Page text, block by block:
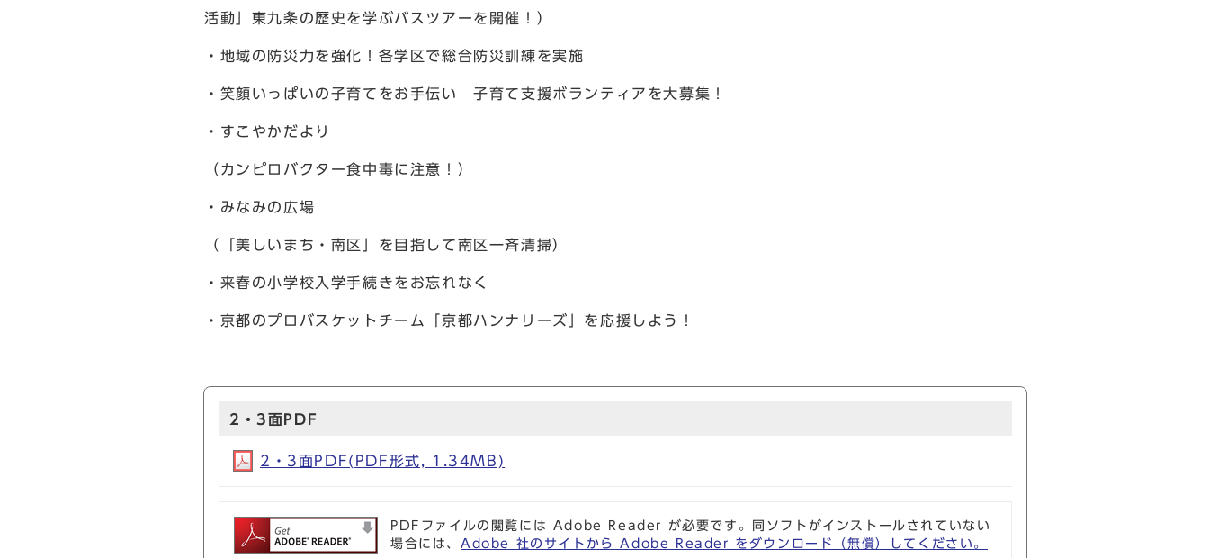
活動」東九条の歴史を学ぶバスツアーを開催！）
・地域の防災力を強化！各学区で総合防災訓練を実施
・笑顔いっぱいの子育てをお手伝い 子育て支援ボランティアを大募集！
・すこやかだより
（カンピロバクター食中毒に注意！）
・みなみの広場
（「美しいまち・南区」を目指して南区一斉清掃）
・来春の小学校入学手続きをお忘れなく
・京都のプロバスケットチーム「京都ハンナリーズ」を応援しよう！
2・3面PDF
2・3面PDF(PDF形式, 1.34MB)
PDFファイルの閲覧には Adobe Reader が必要です。同ソフトがインストールされていない
場合には、 Adobe 社のサイトから Adobe Reader をダウンロード（無償）してください。